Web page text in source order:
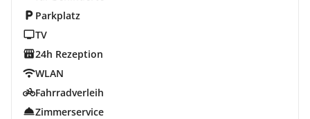
Parkplatz
TV
24h Rezeption
WLAN
Fahrradverleih
Zimmerservice